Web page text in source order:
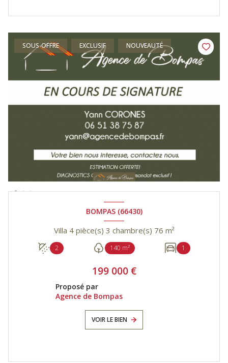
SOUS-OFFRE EXCLUSIF NOUVEAUTÉ
BOMPAS (66430)
Villa 4 pièce(s) 3 chambre(s) 76 m²
2 140 m² 1
199 000 €
Proposé par
Agence de Bompas
VOIR LE BIEN